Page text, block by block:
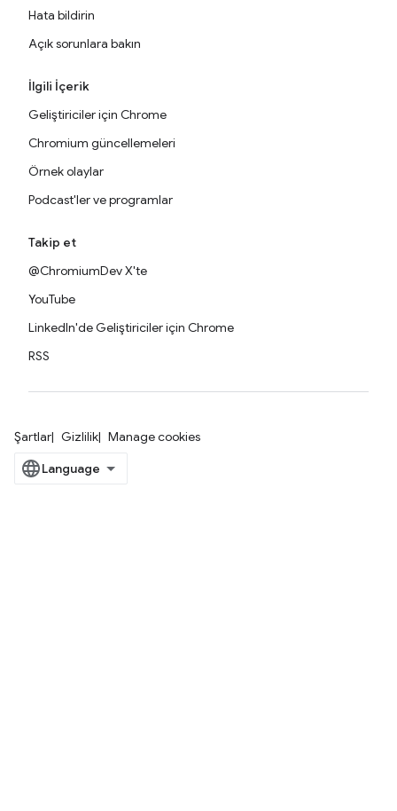
Hata bildirin
Açık sorunlara bakın
İlgili İçerik
Geliştiriciler için Chrome
Chromium güncellemeleri
Örnek olaylar
Podcast'ler ve programlar
Takip et
@ChromiumDev X'te
YouTube
LinkedIn'de Geliştiriciler için Chrome
RSS
Şartlar Gizlilik Manage cookies